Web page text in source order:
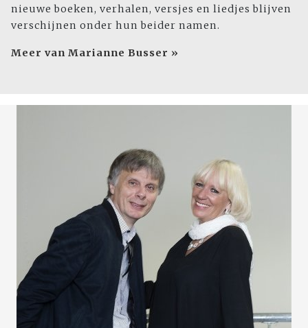
nieuwe boeken, verhalen, versjes en liedjes blijven
verschijnen onder hun beider namen.
Meer van Marianne Busser »